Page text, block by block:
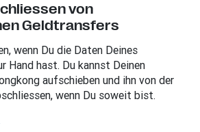
von
Geldtransfers
wenn Du die Daten Deines
Hand hast. Du kannst Deinen
aufschieben und ihn von der
wenn Du soweit bist.